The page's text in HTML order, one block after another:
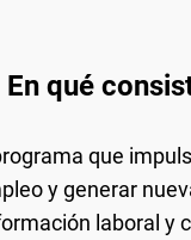
qué
que
y generar
laboral y